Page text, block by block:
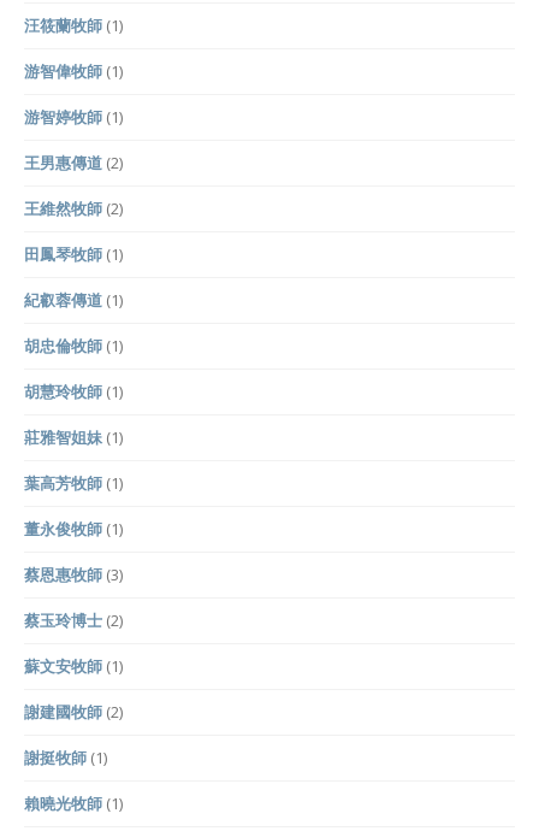
汪筱蘭牧師 (1)
游智偉牧師 (1)
游智婷牧師 (1)
王男惠傳道 (2)
王維然牧師 (2)
田鳳琴牧師 (1)
紀叡蓉傳道 (1)
胡忠倫牧師 (1)
胡慧玲牧師 (1)
莊雅智姐妹 (1)
葉高芳牧師 (1)
董永俊牧師 (1)
蔡恩惠牧師 (3)
蔡玉玲博士 (2)
蘇文安牧師 (1)
謝建國牧師 (2)
謝挺牧師 (1)
賴曉光牧師 (1)